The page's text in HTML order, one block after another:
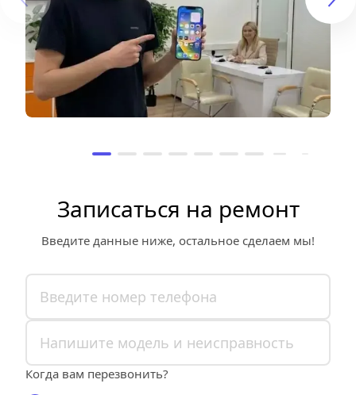
Записаться на ремонт
Введите данные ниже, остальное сделаем мы!
Когда вам перезвонить?